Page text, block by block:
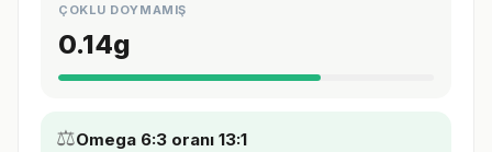
ÇOKLU DOYMAMIŞ
0.14g
⚖️Omega 6:3 oranı 13:1